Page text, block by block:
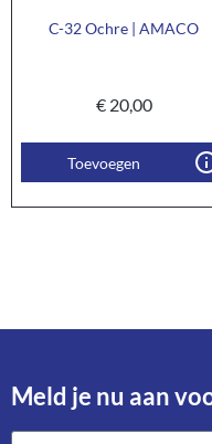
C-32 Ochre | AMACO
€20,00
Toevoegen
Meld je nu aan